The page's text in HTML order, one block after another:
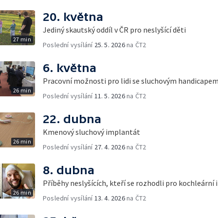
27 min
20. května
Jediný skautský oddíl v ČR pro neslyšící děti
Poslední vysílání 25. 5. 2026na ČT2
26 min
6. května
Pracovní možnosti pro lidi se sluchovým handicapem
Poslední vysílání 11. 5. 2026na ČT2
26 min
22. dubna
Kmenový sluchový implantát
Poslední vysílání 27. 4. 2026na ČT2
26 min
8. dubna
Příběhy neslyšících, kteří se rozhodli pro kochleární
Poslední vysílání 13. 4. 2026na ČT2